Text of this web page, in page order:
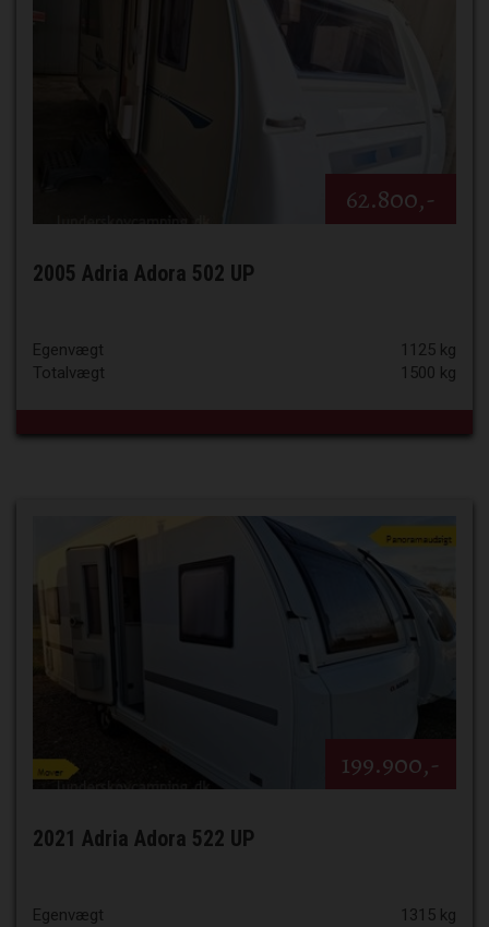
62.800,-
2005 Adria Adora 502 UP
Egenvægt
1125 kg
Totalvægt
1500 kg
199.900,-
2021 Adria Adora 522 UP
Egenvægt
1315 kg